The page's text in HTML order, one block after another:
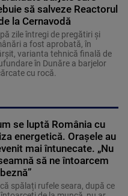
să salveze Reactorul
la Cernavodă
zile întregi de pregătiri și
a fost aprobată, în
varianta tehnică finală de
în Dunăre a barjelor
cu rocă.
se luptă România cu
energetică. Orașele au
mai întunecate. „Nu
să ne întoarcem
spălați rufele seara, după ce